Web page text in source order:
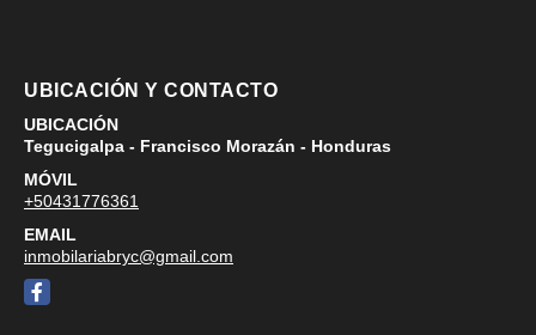
UBICACIÓN Y CONTACTO
UBICACIÓN
Tegucigalpa - Francisco Morazán - Honduras
MÓVIL
+50431776361
EMAIL
inmobilariabryc@gmail.com
Facebook